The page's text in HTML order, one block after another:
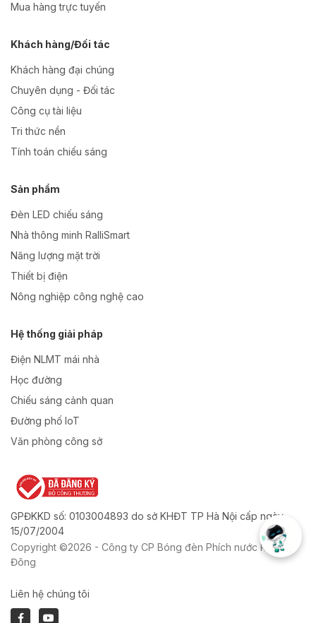
Mua hàng trực tuyến
Khách hàng/Đối tác
Khách hàng đại chúng
Chuyên dụng - Đối tác
Công cụ tài liệu
Tri thức nền
Tính toán chiếu sáng
Sản phẩm
Đèn LED chiếu sáng
Nhà thông minh RalliSmart
Năng lượng mặt trời
Thiết bị điện
Nông nghiệp công nghệ cao
Hệ thống giải pháp
Điện NLMT mái nhà
Học đường
Chiếu sáng cảnh quan
Đường phố IoT
Văn phòng công sở
GPĐKKD số: 0103004893 do sở KHĐT TP Hà Nội cấp ngày
15/07/2004
Copyright ©2026 - Công ty CP Bóng đèn Phích nước Rạng
Đông
Liên hệ chúng tôi